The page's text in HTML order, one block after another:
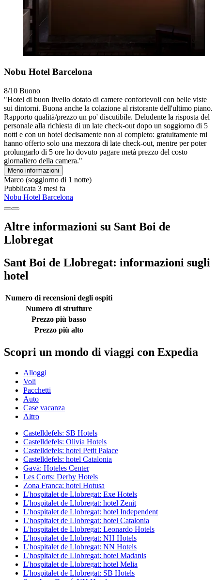
Nobu Hotel Barcelona
8/10 Buono
"Hotel di buon livello dotato di camere confortevoli con belle viste
sui dintorni. Buona anche la colazione al ristorante dell'ultimo piano.
Rapporto qualità/prezzo un po' discutibile. Deludente la risposta del
personale alla richiesta di un late check-out dopo un soggiorno di 5
notti e con un hotel decisamente non al completo: gratuitamente mi
hanno offerto solo una mezzora di late check-out, mentre per poter
prolungarlo di 5 ore ho dovuto pagare metà prezzo del costo
giornaliero della camera."
Meno informazioni
Marco (soggiorno di 1 notte)
Pubblicata 3 mesi fa
Nobu Hotel Barcelona
Altre informazioni su Sant Boi de
Llobregat
Sant Boi de Llobregat: informazioni sugli
hotel
Numero di recensioni degli ospiti
Numero di strutture
Prezzo più basso
Prezzo più alto
Scopri un mondo di viaggi con Expedia
Alloggi
Voli
Pacchetti
Auto
Case vacanza
Altro
Castelldefels: SB Hotels
Castelldefels: Olivia Hotels
Castelldefels: hotel Petit Palace
Castelldefels: hotel Catalonia
Gavà: Hoteles Center
Les Corts: Derby Hotels
Zona Franca: hotel Hotusa
L'hospitalet de Llobregat: Exe Hotels
L'hospitalet de Llobregat: hotel Zenit
L'hospitalet de Llobregat: hotel Independent
L'hospitalet de Llobregat: hotel Catalonia
L'hospitalet de Llobregat: Leonardo Hotels
L'hospitalet de Llobregat: NH Hotels
L'hospitalet de Llobregat: NN Hotels
L'hospitalet de Llobregat: hotel Madanis
L'hospitalet de Llobregat: hotel Melia
L'hospitalet de Llobregat: SB Hotels